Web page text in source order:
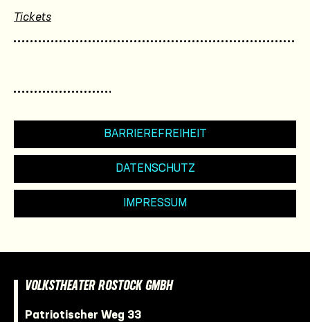
Tickets
BARRIEREFREIHEIT
DATENSCHUTZ
IMPRESSUM
VOLKSTHEATER ROSTOCK GMBH
Patriotischer Weg 33